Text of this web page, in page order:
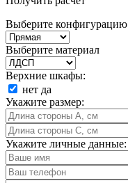
Выберите конфигурацию
Выберите материал
Верхние шкафы:
нет да
Укажите размер:
Укажите личные данные: